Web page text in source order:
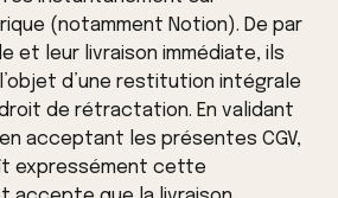
(notamment Notion). De par
et leur livraison immédiate, ils
d’une restitution intégrale
de rétractation. En validant
acceptant les présentes CGV,
expressément cette